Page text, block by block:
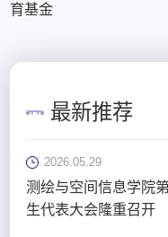
育基金
最新推荐
2026.05.29
测绘与空间信息学院
生代表大会隆重召开